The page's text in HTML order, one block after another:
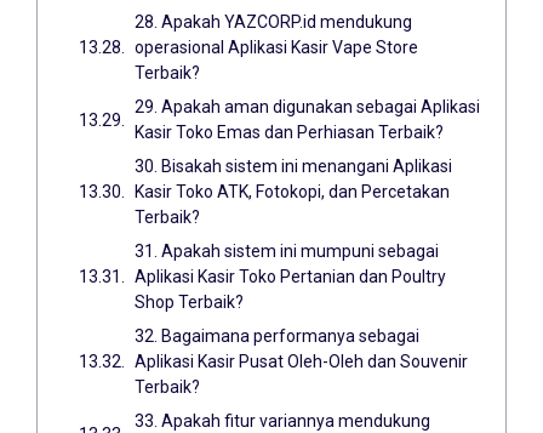
28. Apakah YAZCORP.id mendukung
operasional Aplikasi Kasir Vape Store
Terbaik?
29. Apakah aman digunakan sebagai Aplikasi
Kasir Toko Emas dan Perhiasan Terbaik?
30. Bisakah sistem ini menangani Aplikasi
Kasir Toko ATK, Fotokopi, dan Percetakan
Terbaik?
31. Apakah sistem ini mumpuni sebagai
Aplikasi Kasir Toko Pertanian dan Poultry
Shop Terbaik?
32. Bagaimana performanya sebagai
Aplikasi Kasir Pusat Oleh-Oleh dan Souvenir
Terbaik?
33. Apakah fitur variannya mendukung